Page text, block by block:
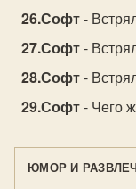
Софт-
Софт-
Софт-
Софт- Чего
ЮМОР И